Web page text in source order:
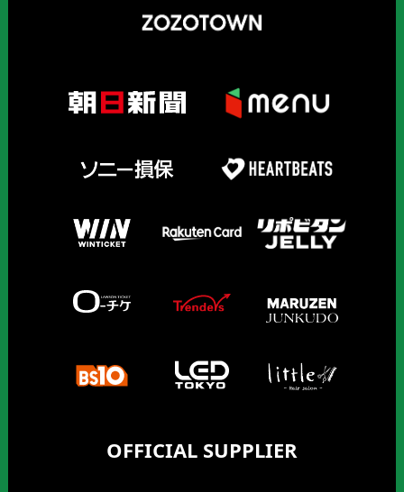
OFFICIAL SUPPLIER